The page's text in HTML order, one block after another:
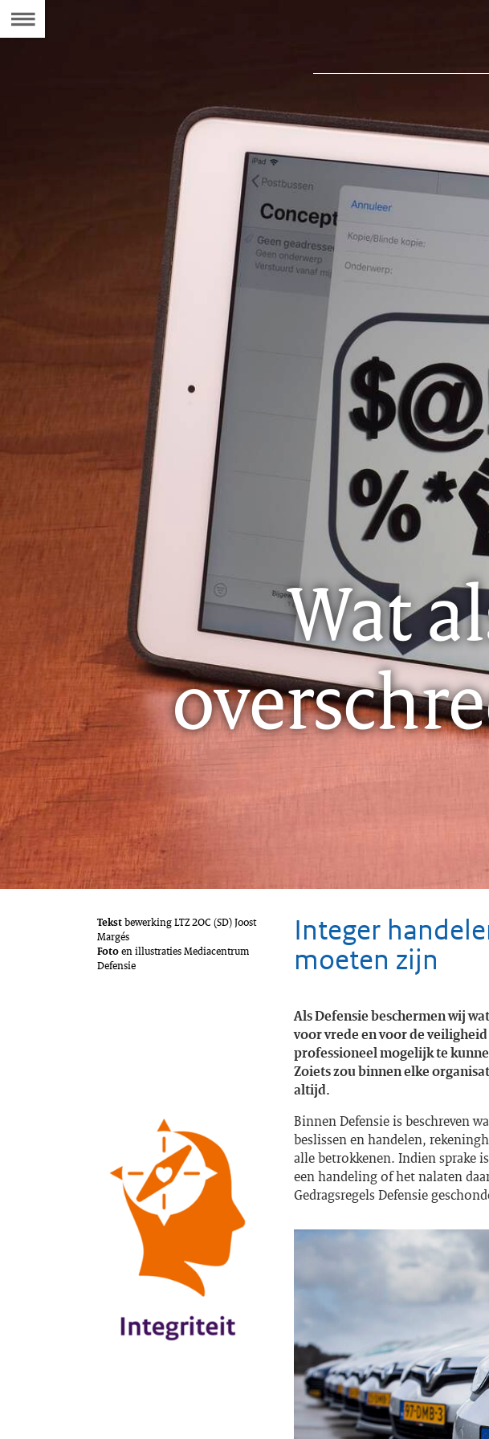
Wat
Tekstbewerking LTZ 2OC (SD) Joost
Margés
Fotoen illustraties Mediacentrum
Defensie
Integer
moeten zijn
Als Defensie beschermen wij
voor vrede en voor de
professioneel mogelijk te
Zoiets zou binnen elke
altijd.
Binnen Defensie is beschreven
beslissen en handelen,
alle betrokkenen. Indien sprake
een handeling of het nalaten
Gedragsregels Defensie